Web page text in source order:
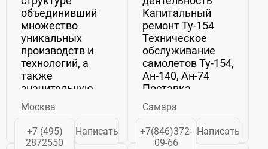
объединивший
множество
уникальных
производств и
технологий, а
также
значительную
часть научного
потенциала
страны, стал
надежным
Москва
+7 (495)
2872550
Написать
Капитальный
ремонт Ту-154
Техническое
обслуживание
самолетов Ту-154,
Ан-140, Ан-74
Поставка
компонентов для
различного типа
самолетов Наши
ценности У
Самара
+7(846)372-
09-66
Написать